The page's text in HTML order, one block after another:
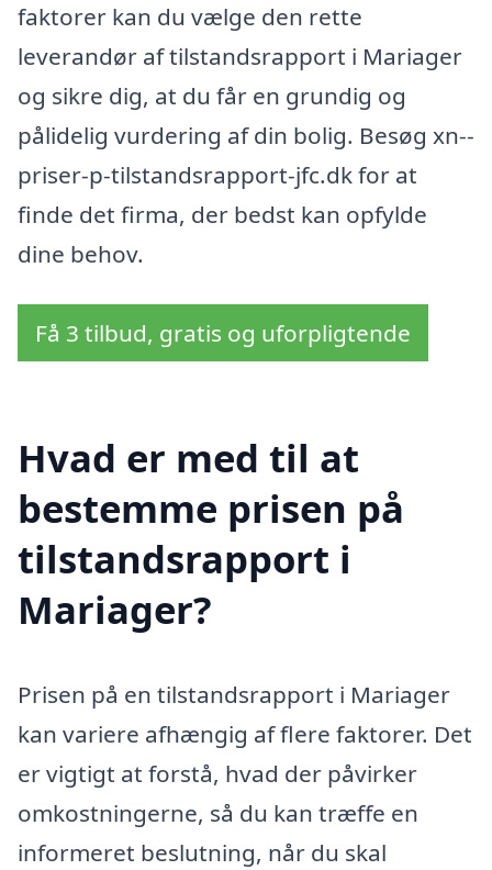
faktorer kan du vælge den rette
leverandør af tilstandsrapport i Mariager
og sikre dig, at du får en grundig og
pålidelig vurdering af din bolig. Besøg xn--
priser-p-tilstandsrapport-jfc.dk for at
finde det firma, der bedst kan opfylde
dine behov.
Få 3 tilbud, gratis og uforpligtende
Hvad er med til at
bestemme prisen på
tilstandsrapport i
Mariager?
Prisen på en tilstandsrapport i Mariager
kan variere afhængig af flere faktorer. Det
er vigtigt at forstå, hvad der påvirker
omkostningerne, så du kan træffe en
informeret beslutning, når du skal